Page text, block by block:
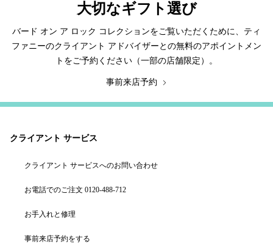
大切なギフト選び
バード オン ア ロック コレクションをご覧いただくために、ティ
ファニーのクライアント アドバイザーとの無料のアポイントメン
トをご予約ください（一部の店舗限定）。
事前来店予約
クライアント サービス
クライアント サービスへのお問い合わせ
お電話でのご注文 0120-488-712
お手入れと修理
事前来店予約をする